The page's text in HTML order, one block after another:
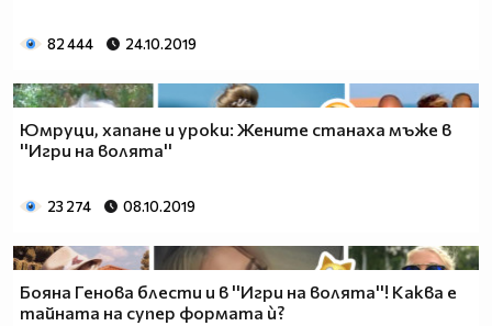
82 444 24.10.2019
Юмруци, хапане и уроки: Жените станаха мъже в
''Игри на волята''
23 274 08.10.2019
Бояна Генова блести и в ''Игри на волята''! Каква е
тайната на супер формата ѝ?